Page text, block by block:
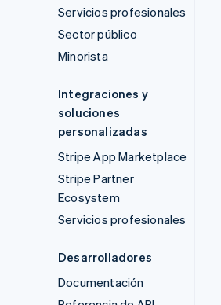
Servicios profesionales
Sector público
Minorista
Integraciones y
soluciones
personalizadas
Stripe App Marketplace
Stripe Partner
Ecosystem
Servicios profesionales
Desarrolladores
Documentación